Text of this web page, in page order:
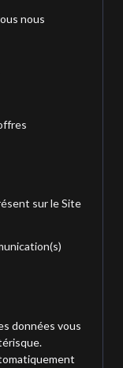
nous
sur le Site
données vous